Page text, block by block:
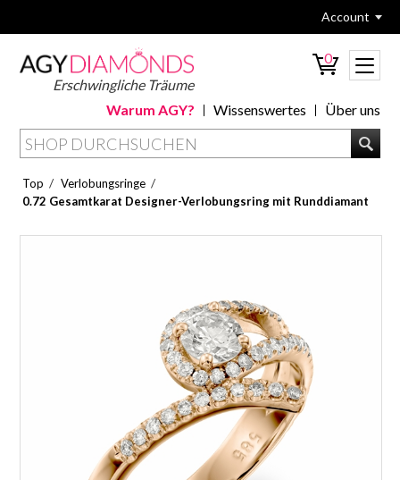
Account
Erschwingliche Träume
0
Über uns
Wissenswertes
Warum AGY?
Top / Verlobungsringe /
0.72 Gesamtkarat Designer-Verlobungsring mit Runddiamant